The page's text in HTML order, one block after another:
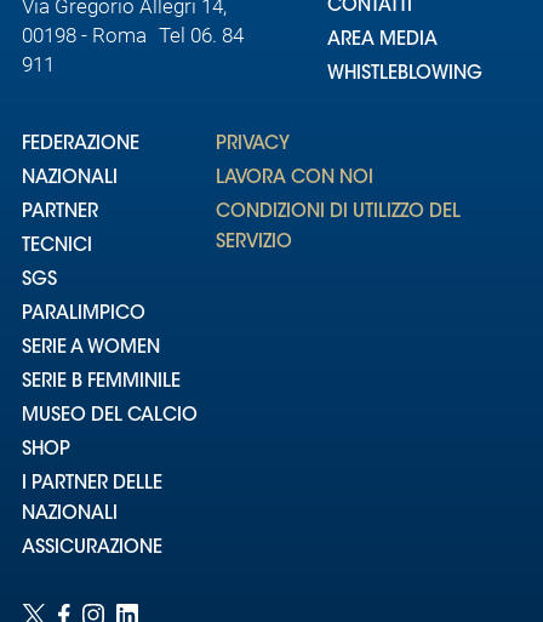
Via Gregorio Allegri 14,
00198 - Roma Tel 06. 84
911
CONTATTI
AREA MEDIA
WHISTLEBLOWING
FEDERAZIONE
NAZIONALI
PARTNER
TECNICI
SGS
PARALIMPICO
SERIE A WOMEN
SERIE B FEMMINILE
MUSEO DEL CALCIO
SHOP
I PARTNER DELLE
NAZIONALI
ASSICURAZIONE
PRIVACY
LAVORA CON NOI
CONDIZIONI DI UTILIZZO DEL
SERVIZIO